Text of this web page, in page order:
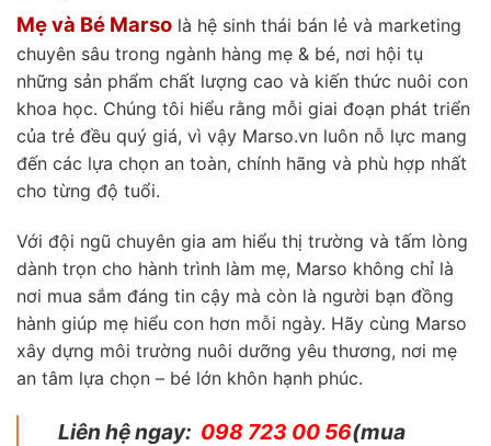
Mẹ và Bé Marso là hệ sinh thái bán lẻ và marketing
chuyên sâu trong ngành hàng mẹ & bé, nơi hội tụ
những sản phẩm chất lượng cao và kiến thức nuôi con
khoa học. Chúng tôi hiểu rằng mỗi giai đoạn phát triển
của trẻ đều quý giá, vì vậy Marso.vn luôn nỗ lực mang
đến các lựa chọn an toàn, chính hãng và phù hợp nhất
cho từng độ tuổi.
Với đội ngũ chuyên gia am hiểu thị trường và tấm lòng
dành trọn cho hành trình làm mẹ, Marso không chỉ là
nơi mua sắm đáng tin cậy mà còn là người bạn đồng
hành giúp mẹ hiểu con hơn mỗi ngày. Hãy cùng Marso
xây dựng môi trường nuôi dưỡng yêu thương, nơi mẹ
an tâm lựa chọn – bé lớn khôn hạnh phúc.
Liên hệ ngay: 098 723 00 56(mua